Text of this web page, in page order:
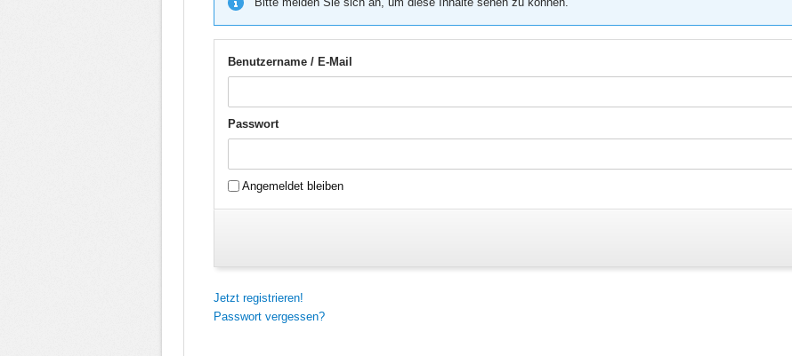
Benutzername / E-Mail
Passwort
Angemeldet bleiben
Jetzt registrieren!
Passwort vergessen?